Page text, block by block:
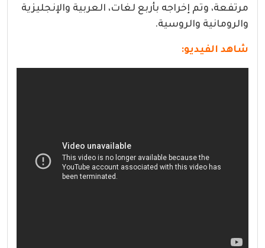
مرتفعة، وتم إخراجه بأربع لغات، العربية والإنجليزية
والرومانية والروسية.
شاهد الفيديو: